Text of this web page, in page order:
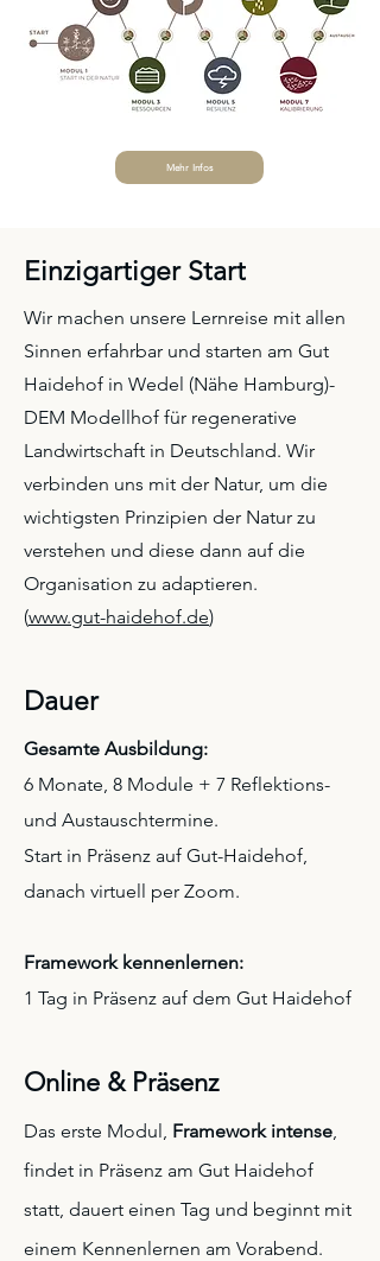
Mehr Infos
Einzigartiger Start
Wir machen unsere Lernreise mit allen
Sinnen erfahrbar und starten am Gut
Haidehof in Wedel (Nähe Hamburg)-
DEM Modellhof für regenerative
Landwirtschaft in Deutschland. Wir
verbinden uns mit der Natur, um die
wichtigsten Prinzipien der Natur zu
verstehen und diese dann auf die
Organisation zu adaptieren.
(www.gut-haidehof.de)
Dauer
Gesamte Ausbildung:
6 Monate, 8 Module + 7 Reflektions-
und Austauschtermine.
Start in Präsenz auf Gut-Haidehof,
danach virtuell per Zoom.
Framework kennenlernen:
1 Tag in Präsenz auf dem Gut Haidehof
Online & Präsenz
Das erste Modul, Framework intense,
findet in Präsenz am Gut Haidehof
statt, dauert einen Tag und beginnt mit
einem Kennenlernen am Vorabend.